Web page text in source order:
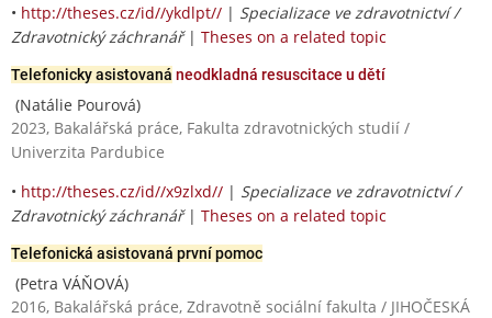
• http://theses.cz/id//ykdlpt// | Specializace ve zdravotnictví /
Zdravotnický záchranář| Theses on a related topic
Telefonicky asistovaná neodkladná resuscitace u dětí
(Natálie Pourová)
2023, Bakalářská práce, Fakulta zdravotnických studií /
Univerzita Pardubice
• http://theses.cz/id//x9zlxd// | Specializace ve zdravotnictví /
Zdravotnický záchranář| Theses on a related topic
Telefonická asistovaná první pomoc
(Petra VÁŇOVÁ)
2016, Bakalářská práce, Zdravotně sociální fakulta / JIHOČESKÁ